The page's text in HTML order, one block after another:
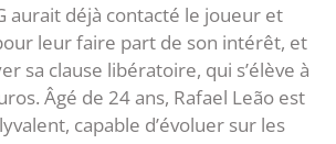
aurait déjà contacté le joueur et
leur faire part de son intérêt, et
sa clause libératoire, qui s’élève à
Âgé de 24 ans, Rafael Leão est
capable d’évoluer sur les